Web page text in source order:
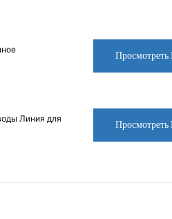
Линия для